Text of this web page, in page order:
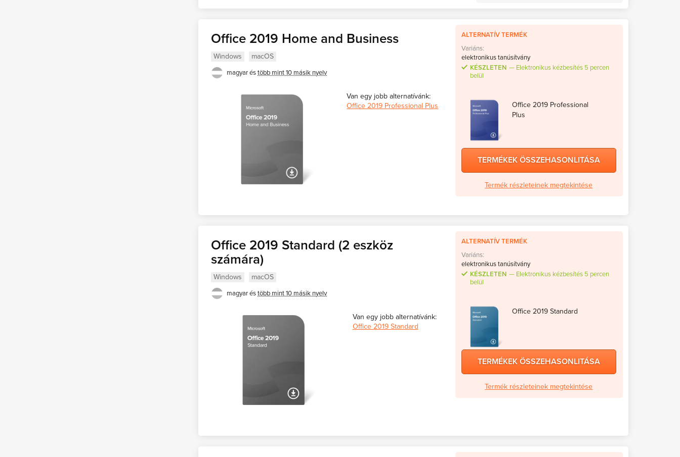
Office 2019 Home and Business
Windows macOS
magyar éstöbb mint 10 másik nyelv
Van egy jobb alternatívánk:
Office 2019 Professional Plus
ALTERNATÍV TERMÉK
Variáns:
elektronikus tanúsítvány
KÉSZLETEN
Elektronikus kézbesítés 5 percen
belül
Office 2019 Professional
Plus
TERMÉKEK ÖSSZEHASONLITÁSA
Termék részleteinek megtekintése
Office 2019 Standard (2 eszköz
számára)
Windows macOS
magyar éstöbb mint 10 másik nyelv
Van egy jobb alternatívánk:
Office 2019 Standard
ALTERNATÍV TERMÉK
Variáns:
elektronikus tanúsítvány
KÉSZLETEN
Elektronikus kézbesítés 5 percen
belül
Office 2019 Standard
TERMÉKEK ÖSSZEHASONLITÁSA
Termék részleteinek megtekintése